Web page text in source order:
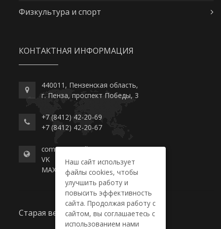
Физкультура и спорт
КОНТАКТНАЯ ИНФОРМАЦИЯ
440011, Пензенская область,
г. Пенза, проспект Победы, 3
+7 (8412) 42-20-69
+7 (8412) 42-20-67
commerce-college.ru
VK
MAX
Старая версия сайта
Наш сайт использует
файлы cookies, чтобы
улучшить работу и
повысить эффективность
сайта. Продолжая работу с
сайтом, вы соглашаетесь с
использованием нами